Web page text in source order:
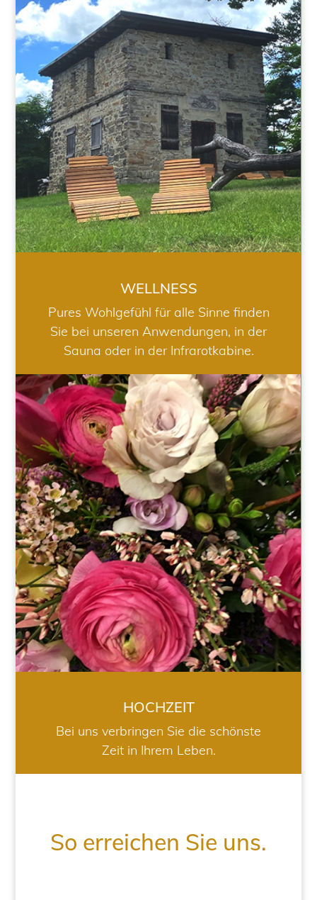
WELLNESS
WELLNESS
Pures Wohlgefühl für alle Sinne finden
Sie bei unseren Anwendungen, in der
Sauna oder in der Infrarotkabine.
HOCHZEIT
HOCHZEIT
Bei uns verbringen Sie die schönste
Zeit in Ihrem Leben.
So erreichen Sie uns.